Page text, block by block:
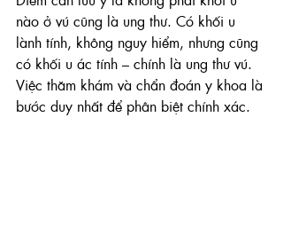
nào ở vú cũng là ung thư. Có khối u
lành tính, không nguy hiểm, nhưng cũng
có khối u ác tính – chính là ung thư vú.
Việc thăm khám và chẩn đoán y khoa là
bước duy nhất để phân biệt chính xác.